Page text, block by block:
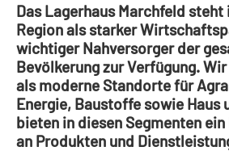
Das Lagerhaus Marchfeld
Region als starker
wichtiger Nahversorger der
Bevölkerung zur Verfügung.
als moderne Standorte für
Energie, Baustoffe sowie Haus
bieten in diesen Segmenten
an Produkten und